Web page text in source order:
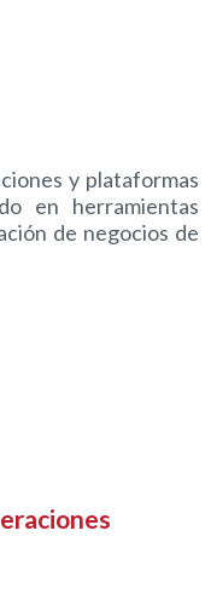
y plataformas
en herramientas
de negocios de